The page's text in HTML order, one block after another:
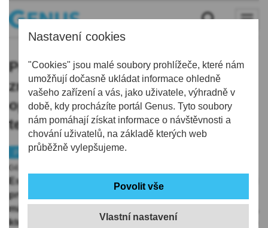
Nastavení cookies
"Cookies" jsou malé soubory prohlížeče, které nám
umožňují dočasně ukládat informace ohledně
vašeho zařízení a vás, jako uživatele, výhradně v
době, kdy procházíte portál Genus. Tyto soubory
nám pomáhají získat informace o návštěvnosti a
chování uživatelů, na základě kterých web
průběžně vylepšujeme.
Vlastní nastavení
První prázdninový týden byl ve
znamení kruhů. Pro ty nejvyšší se
oprášil dosud jen málo používaný
termín kakistokracie
Inventura
Politika
04.07.2026 | 5:00
Eskapády v nejvyšších politických kruzích, jež přinesl i
první prázdninový týden, vynesly na světlo dosud jen
málo používaný termín kakistokracie. To je forma vlády,
kterou ovládají ty nejhorší, nejméně kvalifikované nebo